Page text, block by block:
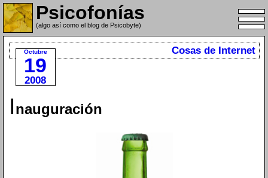
Psicofonías
(algo así como el blog de Psicobyte)
Octubre
19
2008
Cosas de Internet
Inauguración